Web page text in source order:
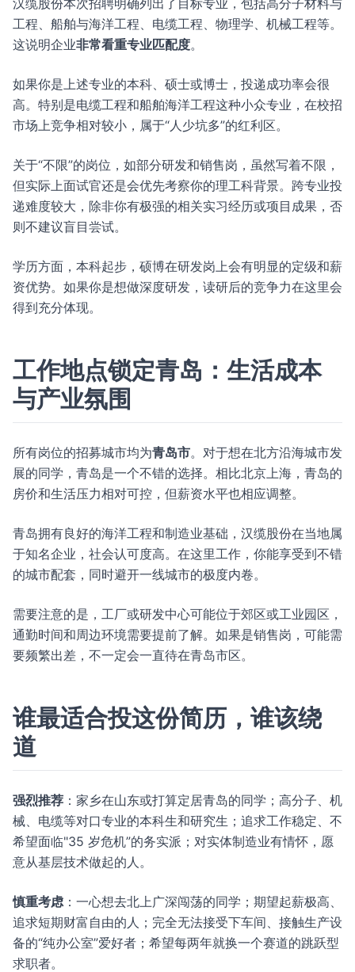
汉缆股份本次招聘明确列出了目标专业，包括高分子材料与
工程、船舶与海洋工程、电缆工程、物理学、机械工程等。
这说明企业非常看重专业匹配度。
如果你是上述专业的本科、硕士或博士，投递成功率会很
高。特别是电缆工程和船舶海洋工程这种小众专业，在校招
市场上竞争相对较小，属于“人少坑多”的红利区。
关于“不限”的岗位，如部分研发和销售岗，虽然写着不限，
但实际上面试官还是会优先考察你的理工科背景。跨专业投
递难度较大，除非你有极强的相关实习经历或项目成果，否
则不建议盲目尝试。
学历方面，本科起步，硕博在研发岗上会有明显的定级和薪
资优势。如果你是想做深度研发，读研后的竞争力在这里会
得到充分体现。
工作地点锁定青岛：生活成本
与产业氛围
所有岗位的招募城市均为青岛市。对于想在北方沿海城市发
展的同学，青岛是一个不错的选择。相比北京上海，青岛的
房价和生活压力相对可控，但薪资水平也相应调整。
青岛拥有良好的海洋工程和制造业基础，汉缆股份在当地属
于知名企业，社会认可度高。在这里工作，你能享受到不错
的城市配套，同时避开一线城市的极度内卷。
需要注意的是，工厂或研发中心可能位于郊区或工业园区，
通勤时间和周边环境需要提前了解。如果是销售岗，可能需
要频繁出差，不一定会一直待在青岛市区。
谁最适合投这份简历，谁该绕
道
强烈推荐 ：家乡在山东或打算定居青岛的同学；高分子、机
械、电缆等对口专业的本科生和研究生；追求工作稳定、不
希望面临"35 岁危机”的务实派；对实体制造业有情怀，愿
意从基层技术做起的人。
慎重考虑：一心想去北上广深闯荡的同学；期望起薪极高、
追求短期财富自由的人；完全无法接受下车间、接触生产设
备的“纯办公室”爱好者；希望每两年就换一个赛道的跳跃型
求职者。